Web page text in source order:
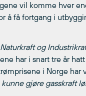
vil komme hver
å få fortgang i
og
har i snart tre år
i Norge har
kunne gjøre gasskraft